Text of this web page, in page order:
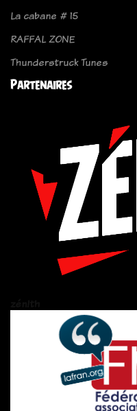
La cabane # 15
RAFFAL ZONE
Thunderstruck Tunes
Partenaires